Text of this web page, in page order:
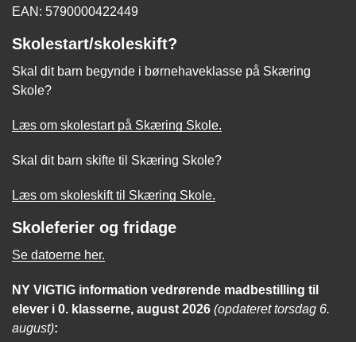
EAN: 5790000422449
Skolestart/skoleskift?
Skal dit barn begynde i børnehaveklasse på Skæring
Skole?
Læs om skolestart på Skæring Skole.
Skal dit barn skifte til Skæring Skole?
Læs om skoleskift til Skæring Skole.
Skoleferier og fridage
Se datoerne her.
NY VIGTIG information vedrørende madbestilling til
elever i 0. klasserne, august 2026 (opdateret torsdag 6.
august):